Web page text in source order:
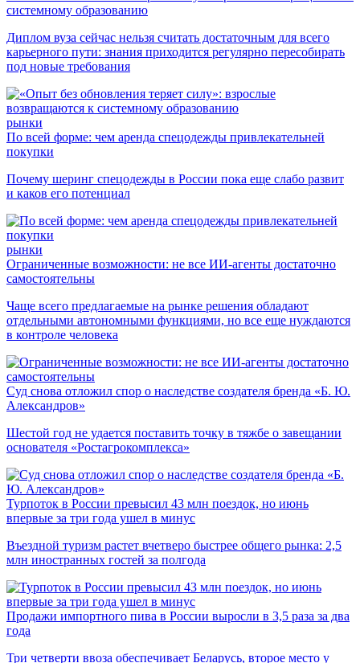
системному образованию
Диплом вуза сейчас нельзя считать достаточным для всего
карьерного пути: знания приходится регулярно пересобирать
под новые требования
рынки
По всей форме: чем аренда спецодежды привлекательней
покупки
Почему шеринг спецодежды в России пока еще слабо развит
и каков его потенциал
рынки
Ограниченные возможности: не все ИИ-агенты достаточно
самостоятельны
Чаще всего предлагаемые на рынке решения обладают
отдельными автономными функциями, но все еще нуждаются
в контроле человека
Суд снова отложил спор о наследстве создателя бренда «Б. Ю.
Александров»
Шестой год не удается поставить точку в тяжбе о завещании
основателя «Ростагрокомплекса»
Турпоток в России превысил 43 млн поездок, но июнь
впервые за три года ушел в минус
Въездной туризм растет вчетверо быстрее общего рынка: 2,5
млн иностранных гостей за полгода
Продажи импортного пива в России выросли в 3,5 раза за два
года
Три четверти ввоза обеспечивает Беларусь, второе место у